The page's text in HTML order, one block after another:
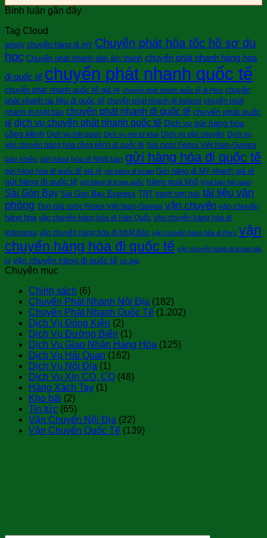
Bình luận gần đây
Tag Cloud
amply chuyển hàng đi mỹ Chuyển phát hỏa tốc hồ sơ du
học Chuyển phát nhanh dàn âm thanh chuyển phát nhanh hàng hóa
đi quốc tế chuyển phát nhanh quốc tế
chuyển phát nhanh quốc tế giá rẻ chuyển phát nhanh quốc tế đi Peru chuyển
phát nhanh tài liệu đi quốc tế chuyển phát nhanh đi Ireland chuyển phát
nhanh đi nhật bản chuyển phát nhanh đi quốc tế chuyển phát quốc
tế dịch vụ chuyển phát nhanh quốc tế Dịch vụ gửi hàng hóa
cồng kềnh Dịch vụ hải quan Dịch vụ mở tờ khai Dịch vụ vận chuyển Dịch vụ
vận chuyển hàng hóa cồng kềnh đi quốc tê Giá cước Fedex Việt Nam-Guinea
bao nhiêu gửi hàng hóa đi Nhật bản gửi hàng hóa đi quốc tế
gửi hàng hóa đi quốc tế giá rẻ gửi hàng đi Israel Gửi hàng đi Mỹ nhanh giá rẻ
gửi hàng đi quốc tế gửi hàng đi trung quốc hàng quá khổ khai báo hải quan
Sài Gòn Bay Sài Gòn Bay Express TNT tranh sơn mài tài liệu văn
phòng Tính Giá cước Fedex Việt Nam-Guinea vận chuyển vận chuyển
hàng hóa vận chuyển hàng hóa đi Hàn Quốc vận chuyển hàng hóa đi
indonesia vận chuyển hàng hóa đi Nhật Bản vận chuyển hàng hóa đi Peru vận
chuyển hàng hóa đi quốc tế vận chuyển hàng đi israel giá
rẻ vận chuyển hàng đi quốc tế xe đạp
Chuyên mục
Chính sách (6)
Chuyển Phát Nhanh Nội Địa (182)
Chuyển Phát Nhanh Quốc Tế (1.202)
Dịch Vụ Đóng Kiện (2)
Dịch Vụ Đường Biển (1)
Dịch Vụ Giao Nhận Hàng Hóa (125)
Dịch Vụ Hải Quan (162)
Dịch Vụ Nội Địa (1)
Dịch Vụ Xin CO, CQ (48)
Hàng Xách Tay (1)
Kho bãi (2)
Tin tức (65)
Vận Chuyển Nội Địa (22)
Vận Chuyển Quốc Tế (139)